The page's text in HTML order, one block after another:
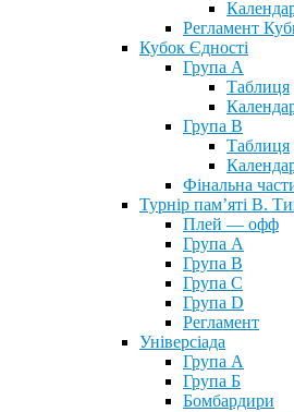
Регламент
Кубок Єдності
Група А
Таблиця
Група В
Таблиця
Фінальна
Турнір пам’яті В.
Плей — офф
Група А
Група B
Група С
Група D
Регламент
Універсіада
Група А
Група Б
Бомбардири